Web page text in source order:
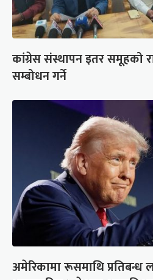
कांग्रेस संस्थापन इतर समूहको
सम्बोधन गर्ने
अमेरिकामा रूसमाथि प्रतिबन्ध